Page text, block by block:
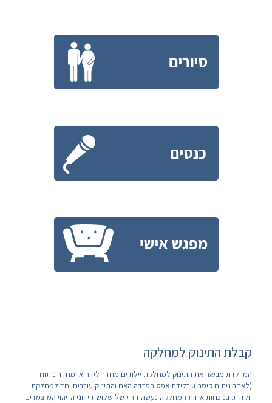
קבלת התינוק למחלקה
המיילדת מביאה את התינוק למחלקת יילודים מחדר לידה או מחדר ניתוח
(לאחר ניתוח קיסרי). בלידת אפס הפרדה האם והתינוק עוברים יחד למחלקת
יולדות. בנוכחות אחות המחלקה נעשה זיהוי של שלושת ידוני הזיהוי המוצמדים